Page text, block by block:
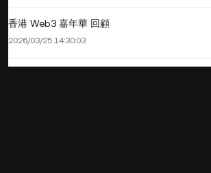
香港 Web3 嘉年華 回顧
2026/03/25 14:30:03